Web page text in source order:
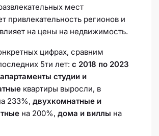
мест
привлекательность регионов и
на цены на недвижимость.
цифрах, сравним
5ти лет: с 2018 по 2023
студии и
квартиры выросли, в
233%, двухкомнатные и
на 200%, дома и виллы на